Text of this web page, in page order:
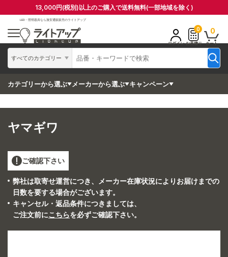
13,000円(税別)以上のご購入で送料無料(一部地域を除く)
LED・照明器具なら激安通販販売のライトアップ
すべてのカテゴリー
ログイン
0
お見積り
0
カート
カテゴリーから選ぶ メーカーから選ぶ キャンペーン
ヤマギワ
ご確認下さい
弊社は取寄せ運営につき、メーカー在庫状況によりお届けまでの
日数を要する場合がございます。
キャンセル・返品条件につきましては、
ご注文前にこちらを必ずご確認下さい。